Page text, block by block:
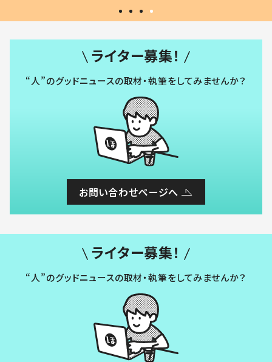
ライター募集！
“人”のグッドニュースの取材・執筆をしてみませんか？
お問い合わせページへ
ライター募集！
“人”のグッドニュースの取材・執筆をしてみませんか？